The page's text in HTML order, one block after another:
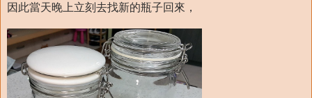
因此當天晚上立刻去找新的瓶子回來，